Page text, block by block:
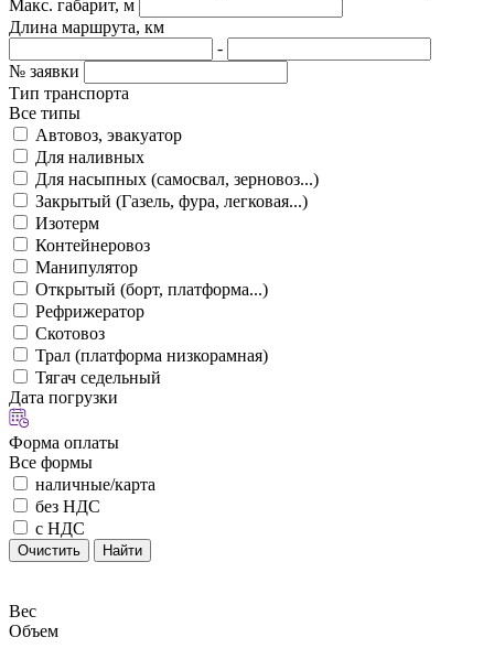
Макс. габарит, м
Длина маршрута, км
-
№ заявки
Тип транспорта
Все типы
Автовоз, эвакуатор
Для наливных
Для насыпных (самосвал, зерновоз...)
Закрытый (Газель, фура, легковая...)
Изотерм
Контейнеровоз
Манипулятор
Открытый (борт, платформа...)
Рефрижератор
Скотовоз
Трал (платформа низкорамная)
Тягач седельный
Дата погрузки
Форма оплаты
Все формы
наличные/карта
без НДС
с НДС
Очистить Найти
Вес
Объем